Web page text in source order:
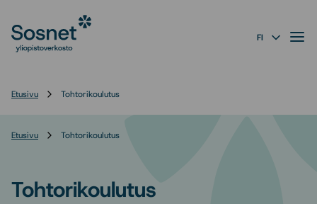
suoraan
sisältöön
FI
Etusivu Tohtorikoulutus
Etusivu Tohtorikoulutus
Tohtorikoulutus